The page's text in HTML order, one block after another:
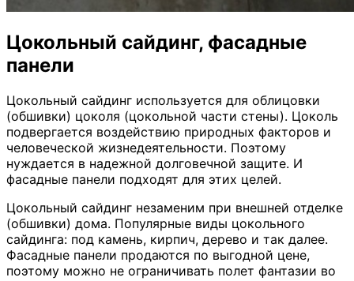
Цокольный сайдинг, фасадные
панели
Цокольный сайдинг используется для облицовки
(обшивки) цоколя (цокольной части стены). Цоколь
подвергается воздействию природных факторов и
человеческой жизнедеятельности. Поэтому
нуждается в надежной долговечной защите. И
фасадные панели подходят для этих целей.
Цокольный сайдинг незаменим при внешней отделке
(обшивки) дома. Популярные виды цокольного
сайдинга: под камень, кирпич, дерево и так далее.
Фасадные панели продаются по выгодной цене,
поэтому можно не ограничивать полет фантазии во